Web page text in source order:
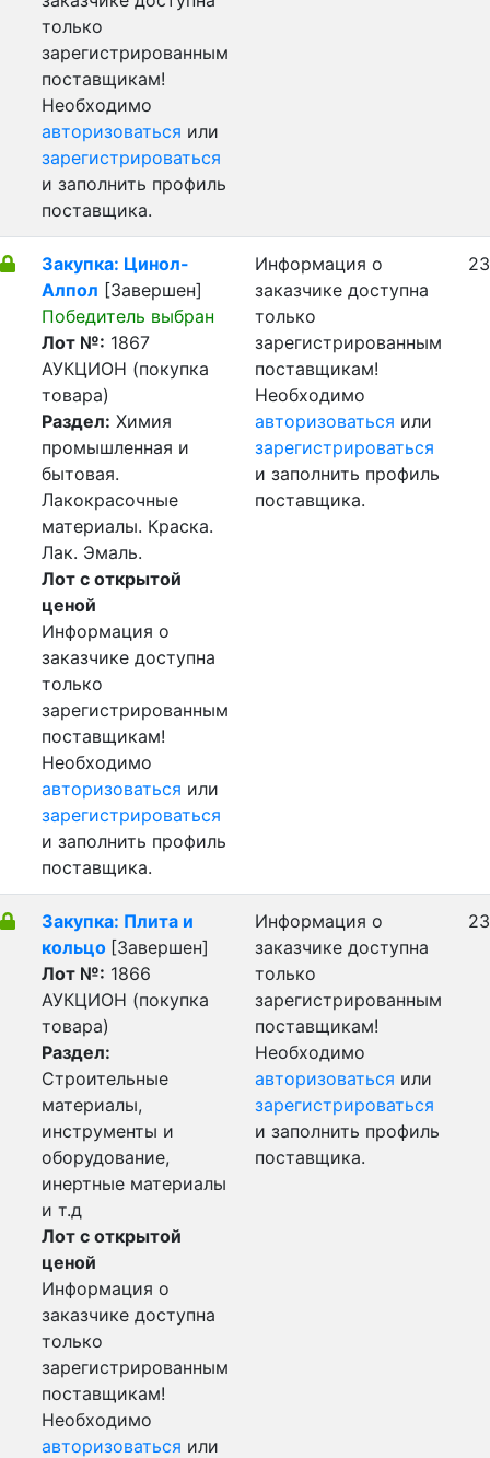
только
зарегистрированным
поставщикам!
Необходимо
авторизоваться или
зарегистрироваться
и заполнить профиль
поставщика.
Закупка: Цинол-
Алпол [Завершен]
Победитель выбран
Лот №: 1867
АУКЦИОН (покупка
товара)
Раздел: Химия
промышленная и
бытовая.
Лакокрасочные
материалы. Краска.
Лак. Эмаль.
Лот с открытой
ценой
Информация о
заказчике доступна
только
зарегистрированным
поставщикам!
Необходимо
авторизоваться или
зарегистрироваться
и заполнить профиль
поставщика.
Информация о
заказчике доступна
только
зарегистрированным
поставщикам!
Необходимо
авторизоваться или
зарегистрироваться
и заполнить профиль
поставщика.
Закупка: Плита и
кольцо [Завершен]
Лот №: 1866
АУКЦИОН (покупка
товара)
Раздел:
Строительные
материалы,
инструменты и
оборудование,
инертные материалы
и т.д
Лот с открытой
ценой
Информация о
заказчике доступна
только
зарегистрированным
поставщикам!
Необходимо
авторизоваться или
Информация о
заказчике доступна
только
зарегистрированным
поставщикам!
Необходимо
авторизоваться или
зарегистрироваться
и заполнить профиль
поставщика.